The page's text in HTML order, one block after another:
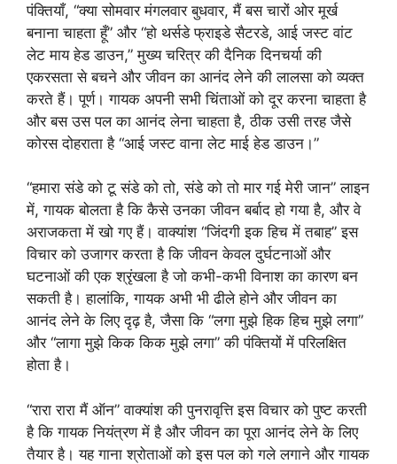
पंक्तियाँ, “क्या सोमवार मंगलवार बुधवार, मैं बस चारों ओर मूर्ख
बनाना चाहता हूँ” और “हो थर्सडे फ्राइडे सैटरडे, आई जस्ट वांट
लेट माय हेड डाउन,” मुख्य चरित्र की दैनिक दिनचर्या की
एकरसता से बचने और जीवन का आनंद लेने की लालसा को व्यक्त
करते हैं। पूर्ण। गायक अपनी सभी चिंताओं को दूर करना चाहता है
और बस उस पल का आनंद लेना चाहता है, ठीक उसी तरह जैसे
कोरस दोहराता है “आई जस्ट वाना लेट माई हेड डाउन।”
“हमारा संडे को टू संडे को तो, संडे को तो मार गई मेरी जान” लाइन
में, गायक बोलता है कि कैसे उनका जीवन बर्बाद हो गया है, और वे
अराजकता में खो गए हैं। वाक्यांश “जिंदगी इक हिच में तबाह” इस
विचार को उजागर करता है कि जीवन केवल दुर्घटनाओं और
घटनाओं की एक श्रृंखला है जो कभी-कभी विनाश का कारण बन
सकती है। हालांकि, गायक अभी भी ढीले होने और जीवन का
आनंद लेने के लिए दृढ़ है, जैसा कि “लगा मुझे हिक हिच मुझे लगा”
और “लागा मुझे किक किक मुझे लगा” की पंक्तियों में परिलक्षित
होता है।
“रारा रारा मैं ऑन” वाक्यांश की पुनरावृत्ति इस विचार को पुष्ट करती
है कि गायक नियंत्रण में है और जीवन का पूरा आनंद लेने के लिए
तैयार है। यह गाना श्रोताओं को इस पल को गले लगाने और गायक